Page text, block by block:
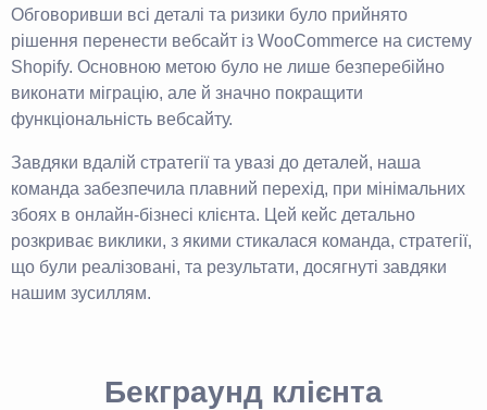
Обговоривши всі деталі та ризики було прийнято
рішення перенести вебсайт із WooCommerce на систему
Shopify. Основною метою було не лише безперебійно
виконати міграцію, але й значно покращити
функціональність вебсайту.
Завдяки вдалій стратегії та увазі до деталей, наша
команда забезпечила плавний перехід, при мінімальних
збоях в онлайн-бізнесі клієнта. Цей кейс детально
розкриває виклики, з якими стикалася команда, стратегії,
що були реалізовані, та результати, досягнуті завдяки
нашим зусиллям.
Бекграунд клієнта